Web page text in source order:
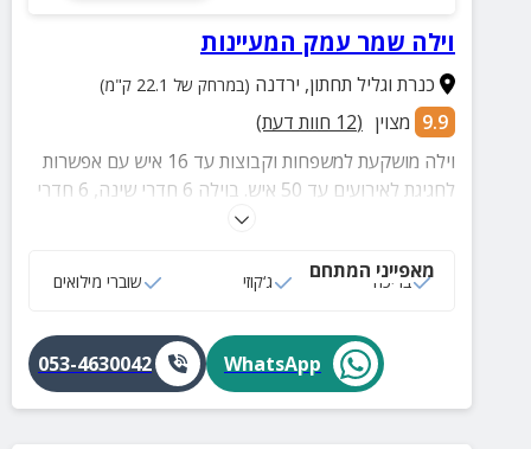
וילה שמר עמק המעיינות
כנרת וגליל תחתון, ירדנה (במרחק של 22.1 ק"מ)
9.9 מצוין (
12 חוות דעת)
וילה מושקעת למשפחות וקבוצות עד 16 איש עם אפשרות
לחגיגת לאירועים עד 50 איש. בוילה 6 חדרי שינה, 6 חדרי
רחצה, מטבח גדול ומאובזר, סלון מרווח, חצר ענקית עם
BBQ מאובזרת, פינג פונג, טרמפולינה ושערי כדורגל ועוד.
מאפייני המתחם
בריכה ג‘קוזי שוברי מילואים
WhatsApp
053-4630042